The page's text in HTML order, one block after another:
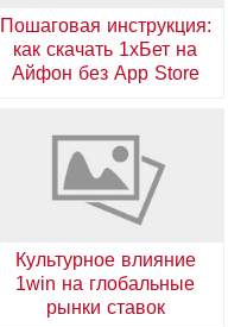
Пошаговая инструкция:
как скачать 1хБет на
Айфон без App Store
Культурное влияние
1win на глобальные
рынки ставок